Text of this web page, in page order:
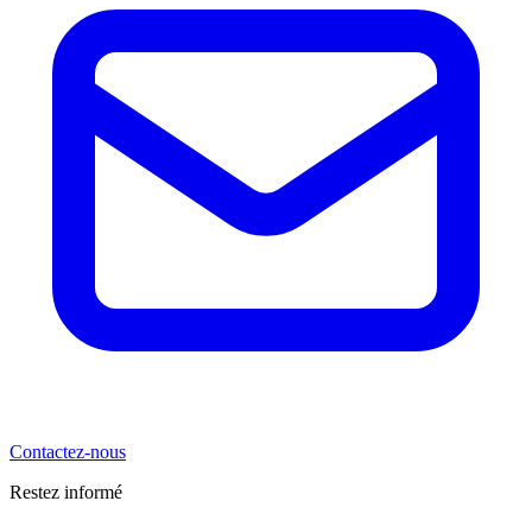
Contactez-nous
Restez informé